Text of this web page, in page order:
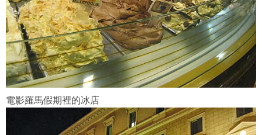
電影羅馬假期裡的冰店